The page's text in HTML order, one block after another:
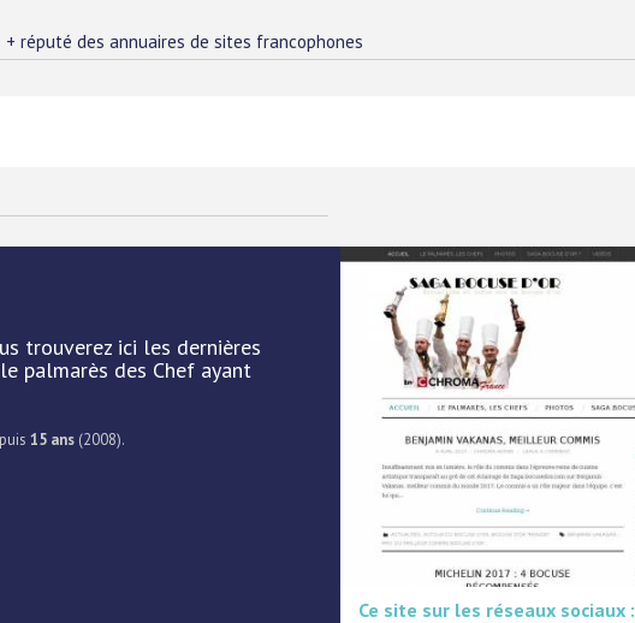
+ réputé des annuaires de sites francophones
trouverez ici les dernières
palmarès des Chef ayant
15 ans (2008).
Ce site sur les réseaux sociaux :